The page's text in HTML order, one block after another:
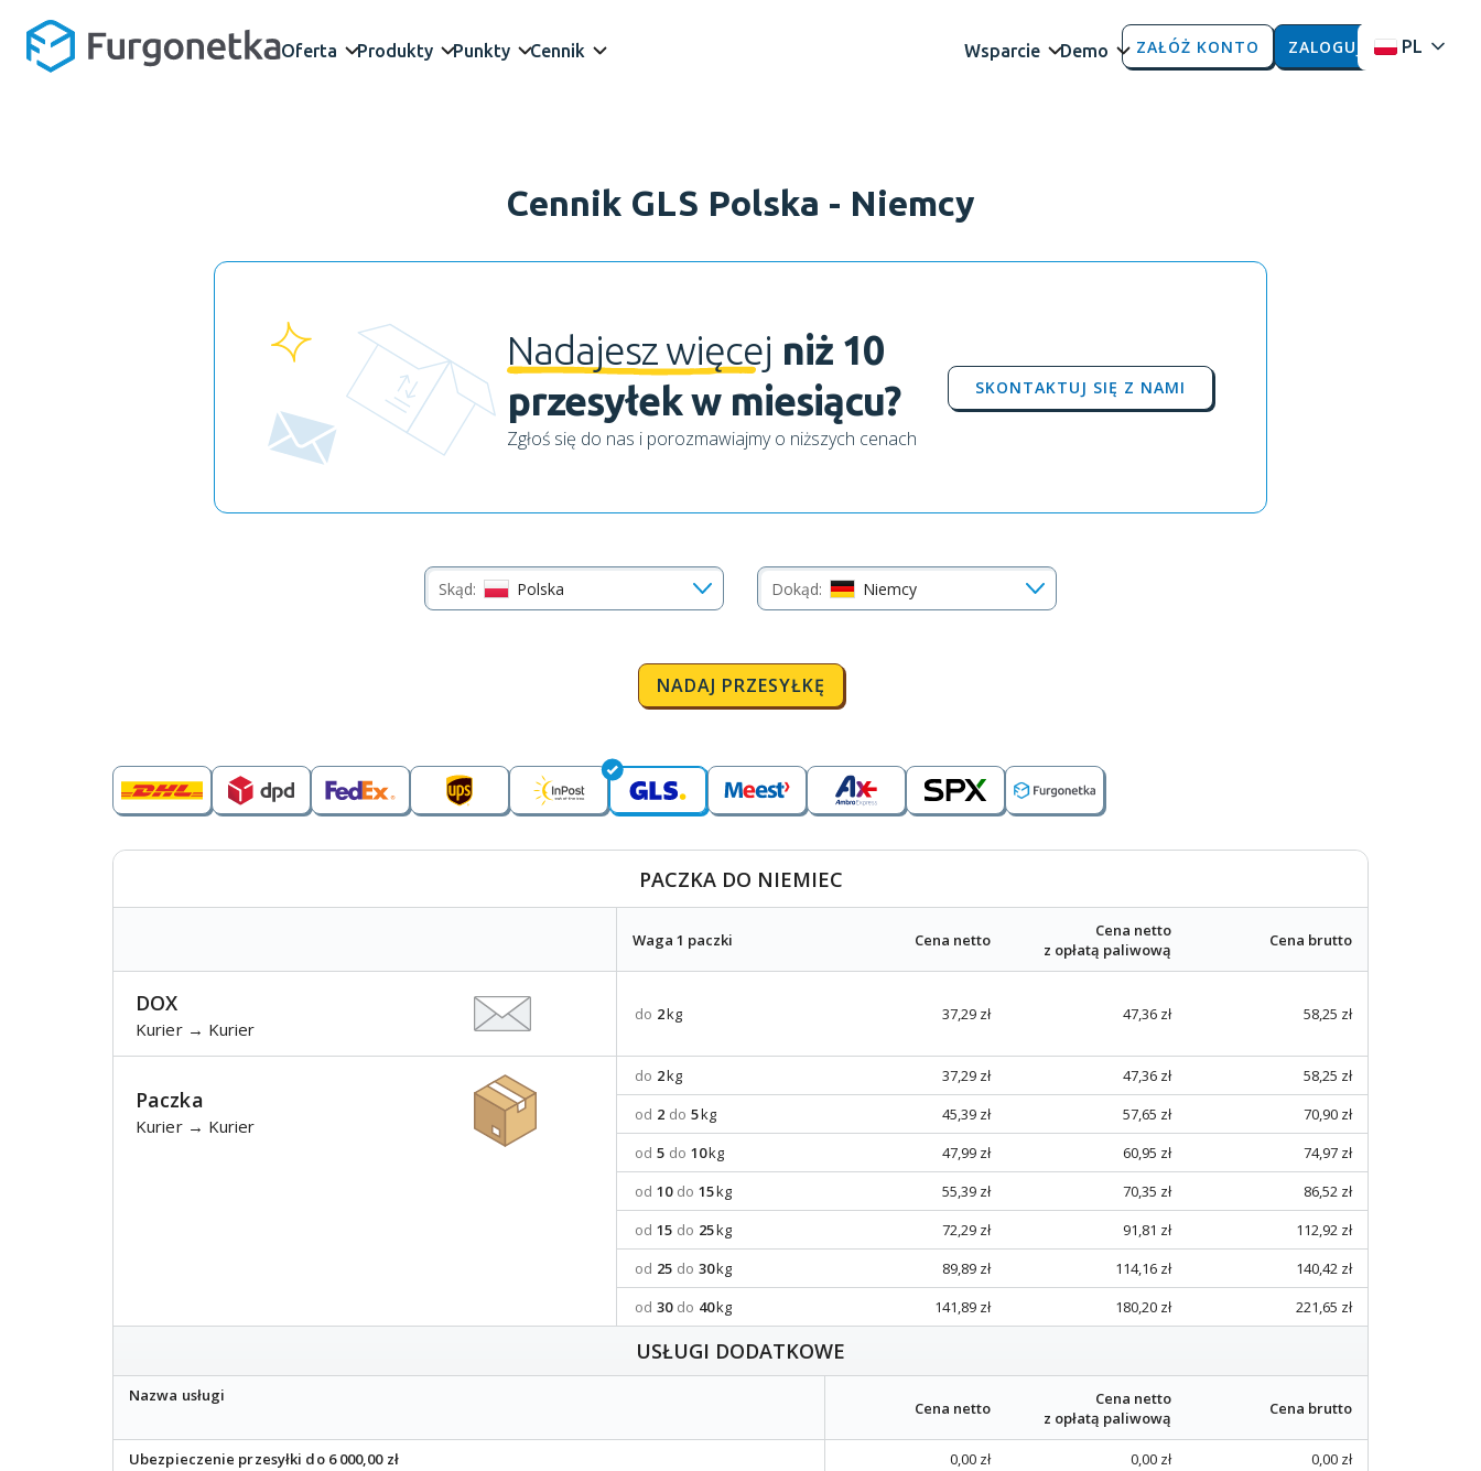
Oferta Produkty Punkty Cennik Wsparcie Demo ZAŁÓŻ KONTO ZALOGUJ PL
Cennik GLS Polska - Niemcy
Nadajesz więcej niż 10
przesyłek w miesiącu?
Zgłoś się do nas i porozmawiajmy o niższych cenach
SKONTAKTUJ SIĘ Z NAMI
Skąd: Polska Dokąd: Niemcy
NADAJ PRZESYŁKĘ
PACZKA DO NIEMIEC
Waga 1 paczki Cena netto
Cena netto
z opłatą paliwową
Cena brutto
DOX
Kurier → Kurier
do 2kg 37,29 zł 47,36 zł 58,25 zł
Paczka
Kurier → Kurier
do 2kg 37,29 zł 47,36 zł
58,25 zł
od 2 do 5kg 45,39 zł 57,65 zł
70,90 zł
od 5 do 10kg 47,99 zł 60,95 zł
74,97 zł
od 10 do 15kg 55,39 zł 70,35 zł
86,52 zł
od 15 do 25kg 72,29 zł 91,81 zł
112,92 zł
od 25 do 30kg 89,89 zł 114,16 zł
140,42 zł
od 30 do 40kg 141,89 zł 180,20 zł 221,65 zł
USŁUGI DODATKOWE
Nazwa usługi
Cena netto
Cena netto
z opłatą paliwową
Cena brutto
Ubezpieczenie przesyłki do 6 000,00 zł 0,00 zł 0,00 zł
0,00 zł